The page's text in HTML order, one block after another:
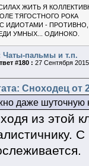
ЖИТЬ Я
ТЯГОСТНОГО РОКА
ИДИОТАМИ - ПРОТИВНО,
УМНЫХ... ОДИНОКО.
Чаты-пальмы и т.п.
#180 : 27 Сентября
Сноходец от
даже шуточную
из этой